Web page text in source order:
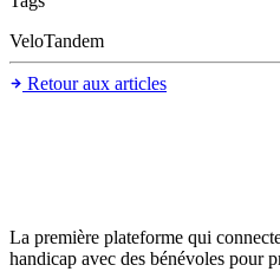
VeloTandem
Retour aux articles
La première plateforme qui
handicap avec des bénévoles pour